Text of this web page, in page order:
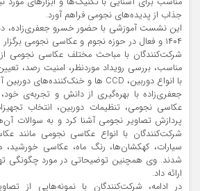
جذاب از پدیده‌های نجومی فراهم آورد.
این نشست آموزشی با حضور خسرو جعفری‌زاده،
۱۴۰۴ و فعال در حوزه نجوم و عکاسی نجومی
شرکت‌کنندگان با مباحث مختلف عکاسی نجومی
مناسب، بررسی رویداد موردنظر، امنیت رصد،
با انواع دوربین، CCD ها و خنک‌کننده‌های دوربین آشنا شدند.
جعفری‌زاده با بهره‌گیری از دانش و تجربه‌ی خود،
عکاسی نجومی، تنظیمات دوربین، انتخاب
پردازش تصاویر نجومی آشنا کرد و به سوالات
شرکت‌کنندگان با انواع عکاسی نجومی مانند
سیارات، کهکشان‌ها، رنگ ماه، عکاسی خورشید،
شدند. وی همچنین توضیحاتی در مورد چگونگی
ارائه داد.
در ادامه، شرکت‌کنندگان با نمونه‌هایی از